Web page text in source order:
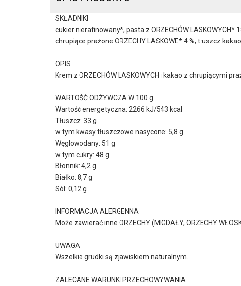
SKŁADNIKI
cukier nierafinowany*, pasta z ORZECHÓW
chrupiące prażone ORZECHY LASKOWE* 4 %, tłuszcz
OPIS
Krem z ORZECHÓW LASKOWYCH i kakao z chrupiącymi
WARTOŚĆ ODŻYWCZA W 100 g
Wartość energetyczna: 2266 kJ/543 kcal
Tłuszcz: 33 g
w tym kwasy tłuszczowe nasycone: 5,8 g
Węglowodany: 51 g
w tym cukry: 48 g
Błonnik: 4,2 g
Białko: 8,7 g
Sól: 0,12 g
INFORMACJA ALERGENNA
Może zawierać inne ORZECHY (MIGDAŁY, ORZECHY
UWAGA
Wszelkie grudki są zjawiskiem naturalnym.
ZALECANE WARUNKI PRZECHOWYWANIA